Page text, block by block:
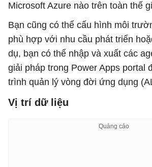
Microsoft Azure nào trên toàn thế
Bạn cũng có thể cấu hình môi
phù hợp với nhu cầu phát triển
dụ, bạn có thể nhập và xuất các
giải pháp trong Power Apps portal
trình quản lý vòng đời ứng dụng
Vị trí dữ liệu